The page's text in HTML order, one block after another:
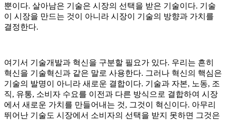
뿐이다. 살아남은 기술은 시장의 선택을 받은 기술이다. 기술
이 시장을 만드는 것이 아니라 시장이 기술의 방향과 가치를
결정한다.
여기서 기술개발과 혁신을 구분할 필요가 있다. 우리는 흔히
혁신을 기술혁신과 같은 말로 사용한다. 그러나 혁신의 핵심은
기술의 발명이 아니라 새로운 결합이다. 기술과 자본, 노동, 조
직, 유통, 소비자 수요를 이전과 다른 방식으로 결합하여 시장
에서 새로운 가치를 만들어내는 것, 그것이 혁신이다. 아무리
뛰어난 기술도 시장에서 소비자의 선택을 받지 못하면 그것은